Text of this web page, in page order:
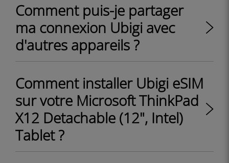
Comment puis-je partager
ma connexion Ubigi avec
d'autres appareils ?
Comment installer Ubigi eSIM
sur votre Microsoft ThinkPad
X12 Detachable (12", Intel)
Tablet ?